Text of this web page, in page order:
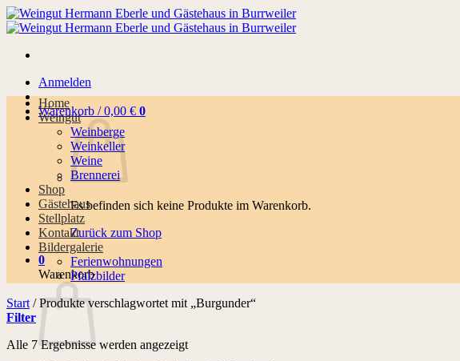
Zum
Inhalt
Anmelden
Warenkorb /0,00 € 0
Es befinden sich keine Produkte im Warenkorb.
Zurück zum Shop
0
Warenkorb
Home
Weingut
Weinberge
Weinkeller
Weine
Brennerei
Shop
Gästehaus
Stellplatz
Kontakt
Bildergalerie
Ferienwohnungen
Pfalzbilder
Start /Produkte verschlagwortet mit „Burgunder“
Filter
Alle 7 Ergebnisse werden angezeigt